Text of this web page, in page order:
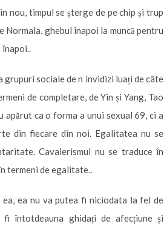
nou, timpul se șterge de pe chip și trup
Normala, ghebul înapoi la muncă pentru
grupuri sociale de n invidizi luați de câte
de completare, de Yin și Yang, Tao
apărut ca o forma a unui sexual 69, ci a
din fiecare din noi. Egalitatea nu se
Cavalerismul nu se traduce în
termeni de egalitate..
ea nu va putea fi niciodata la fel de
întotdeauna ghidați de afecțiune și